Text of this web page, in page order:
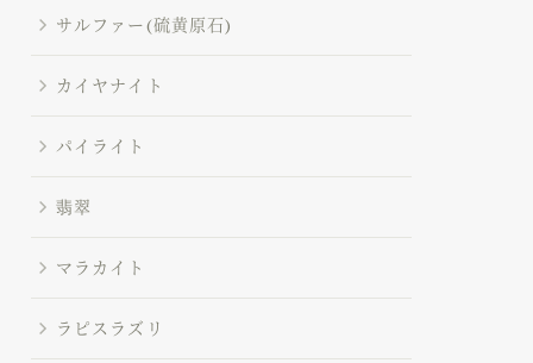
サルファー(硫黄原石)
カイヤナイト
パイライト
翡翠
マラカイト
ラピスラズリ